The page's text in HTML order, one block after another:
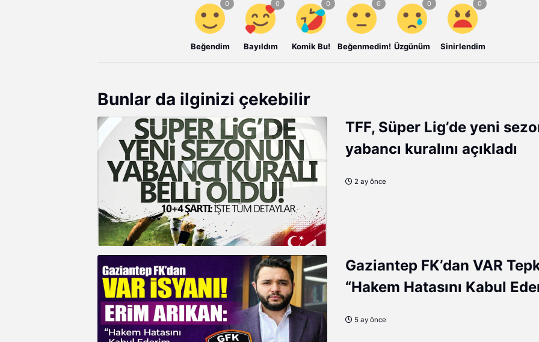
Beğendim Bayıldım Komik Bu! Beğenmedim! Üzgünüm Sinirlendim
Bunlar da ilginizi çekebilir
TFF, Süper Lig’de yeni
yabancı kuralını açıkladı
2 ay önce
Gaziantep FK’dan VAR
“Hakem Hatasını Kabul
5 ay önce